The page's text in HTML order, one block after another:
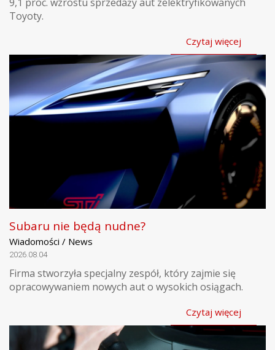
Toyoty.
Czytaj więcej
Subaru nie będą nudne?
Wiadomości / News
2026.08.04
Firma stworzyła specjalny zespół, który zajmie się
opracowywaniem nowych aut o wysokich osiągach.
Czytaj więcej